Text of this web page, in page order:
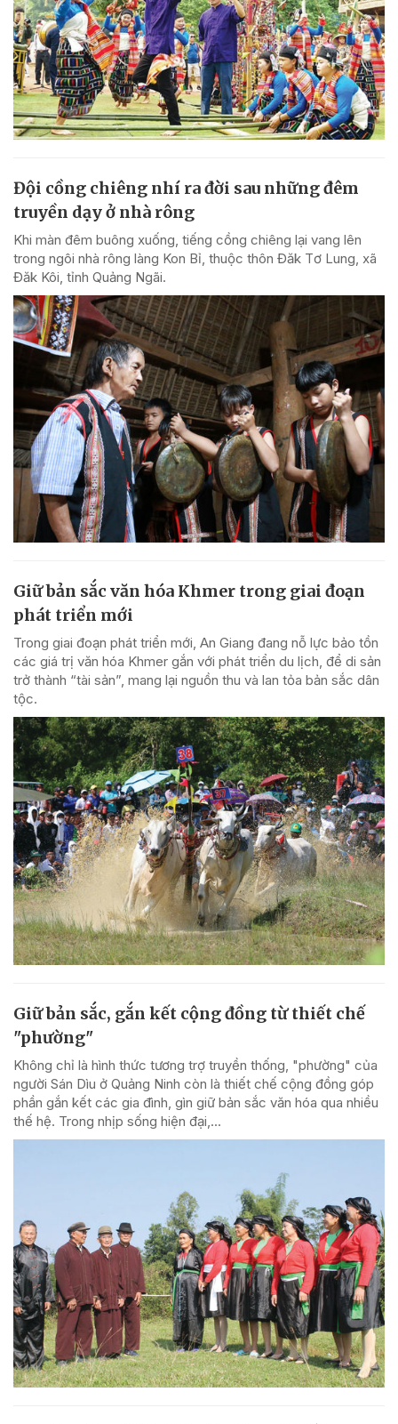
Đội cồng chiêng nhí ra đời sau những đêm
truyền dạy ở nhà rông
Khi màn đêm buông xuống, tiếng cồng chiêng lại vang lên
trong ngôi nhà rông làng Kon Bỉ, thuộc thôn Đăk Tơ Lung, xã
Đăk Kôi, tỉnh Quảng Ngãi.
Giữ bản sắc văn hóa Khmer trong giai đoạn
phát triển mới
Trong giai đoạn phát triển mới, An Giang đang nỗ lực bảo tồn
các giá trị văn hóa Khmer gắn với phát triển du lịch, để di sản
trở thành “tài sản”, mang lại nguồn thu và lan tỏa bản sắc dân
tộc.
Giữ bản sắc, gắn kết cộng đồng từ thiết chế
"phường"
Không chỉ là hình thức tương trợ truyền thống, "phường" của
người Sán Dìu ở Quảng Ninh còn là thiết chế cộng đồng góp
phần gắn kết các gia đình, gìn giữ bản sắc văn hóa qua nhiều
thế hệ. Trong nhịp sống hiện đại,...